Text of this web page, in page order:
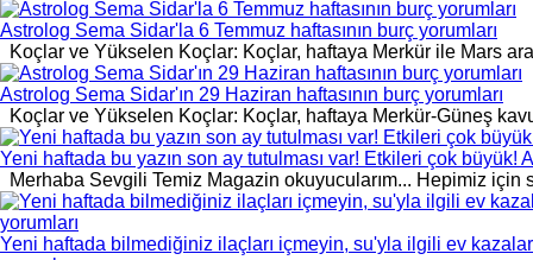
Astrolog Sema Sidar'la 6 Temmuz haftasının burç yorumları
Koçlar ve Yükselen Koçlar: Koçlar, haftaya Merkür ile Mars
Astrolog Sema Sidar'ın 29 Haziran haftasının burç yorumları
Koçlar ve Yükselen Koçlar: Koçlar, haftaya Merkür-Güneş
Yeni haftada bu yazın son ay tutulması var! Etkileri çok
Merhaba Sevgili Temiz Magazin okuyucularım... Hepimiz için
Yeni haftada bilmediğiniz ilaçları içmeyin, su'yla ilgili ev